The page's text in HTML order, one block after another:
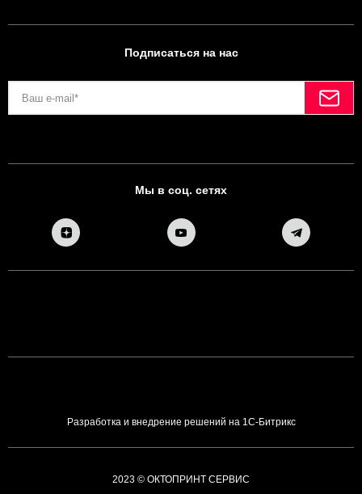
Подписаться на нас
Мы в соц. сетях
Разработка и внедрение решений на 1С-Битрикс
2023 © ОКТОПРИНТ СЕРВИС